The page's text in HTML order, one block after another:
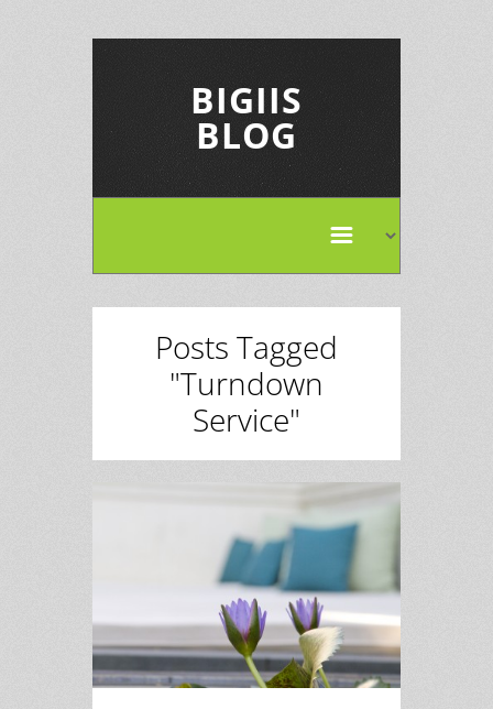
BIGIIS
BLOG
Posts Tagged
"Turndown
Service"